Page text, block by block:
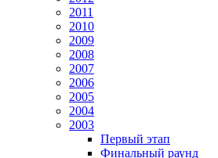
2011
2010
2009
2008
2007
2006
2005
2004
2003
Первый этап
Финальный раунд